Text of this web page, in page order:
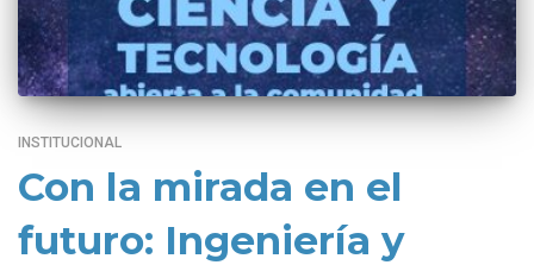
INSTITUCIONAL
Con la mirada en el
futuro: Ingeniería y